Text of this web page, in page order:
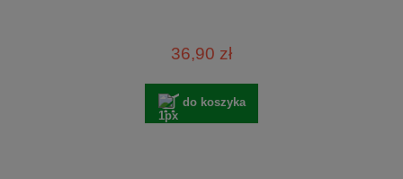
36,90 zł
do koszyka